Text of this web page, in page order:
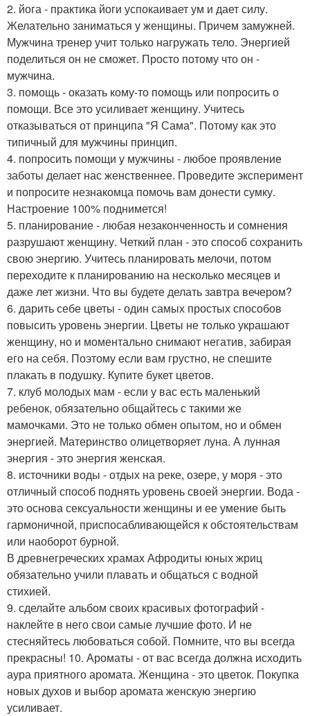
2. йога - практика йоги успокаивает ум и дает силу.
Желательно заниматься у женщины. Причем замужней.
Мужчина тренер учит только нагружать тело. Энергией
поделиться он не сможет. Просто потому что он -
мужчина.
3. помощь - оказать кому-то помощь или попросить о
помощи. Все это усиливает женщину. Учитесь
отказываться от принципа "Я Сама". Потому как это
типичный для мужчины принцип.
4. попросить помощи у мужчины - любое проявление
заботы делает нас женственнее. Проведите эксперимент
и попросите незнакомца помочь вам донести сумку.
Настроение 100% поднимется!
5. планирование - любая незаконченность и сомнения
разрушают женщину. Четкий план - это способ сохранить
свою энергию. Учитесь планировать мелочи, потом
переходите к планированию на несколько месяцев и
даже лет жизни. Что вы будете делать завтра вечером?
6. дарить себе цветы - один самых простых способов
повысить уровень энергии. Цветы не только украшают
женщину, но и моментально снимают негатив, забирая
его на себя. Поэтому если вам грустно, не спешите
плакать в подушку. Купите букет цветов.
7. клуб молодых мам - если у вас есть маленький
ребенок, обязательно общайтесь с такими же
мамочками. Это не только обмен опытом, но и обмен
энергией. Материнство олицетворяет луна. А лунная
энергия - это энергия женская.
8. источники воды - отдых на реке, озере, у моря - это
отличный способ поднять уровень своей энергии. Вода -
это основа сексуальности женщины и ее умение быть
гармоничной, приспосабливающейся к обстоятельствам
или наоборот бурной.
В древнегреческих храмах Афродиты юных жриц
обязательно учили плавать и общаться с водной
стихией.
9. сделайте альбом своих красивых фотографий -
наклейте в него свои самые лучшие фото. И не
стесняйтесь любоваться собой. Помните, что вы всегда
прекрасны! 10. Ароматы - от вас всегда должна исходить
аура приятного аромата. Женщина - это цветок. Покупка
новых духов и выбор аромата женскую энергию
усиливает.